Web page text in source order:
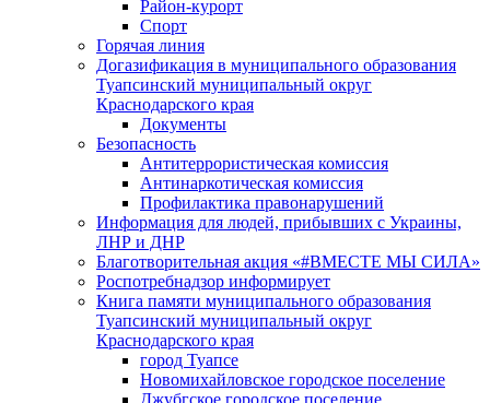
Район-курорт
Спорт
Горячая линия
Догазификация в муниципального образования
Туапсинский муниципальный округ
Краснодарского края
Документы
Безопасность
Антитеррористическая комиссия
Антинаркотическая комиссия
Профилактика правонарушений
Информация для людей, прибывших с Украины,
ЛНР и ДНР
Благотворительная акция «#ВМЕСТЕ МЫ СИЛА»
Роспотребнадзор информирует
Книга памяти муниципального образования
Туапсинский муниципальный округ
Краснодарского края
город Туапсе
Новомихайловское городское поселение
Джубгское городское поселение